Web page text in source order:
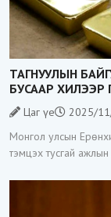
ТАГНУУЛЫН
БУСААР ХИЛЭЭР
ЗОГСООЛОО
Цаг үе
2025/
Монгол улсын
тэмцэх тусгай